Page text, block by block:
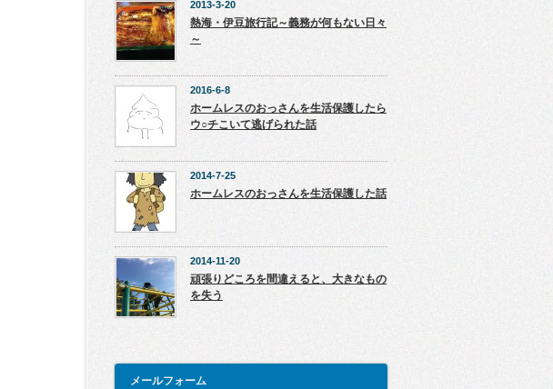
2013-3-20
熱海・伊豆旅行記～義務が何もない日々
～
2016-6-8
ホームレスのおっさんを生活保護したら
ウ○チこいて逃げられた話
2014-7-25
ホームレスのおっさんを生活保護した話
2014-11-20
頑張りどころを間違えると、大きなもの
を失う
メールフォーム